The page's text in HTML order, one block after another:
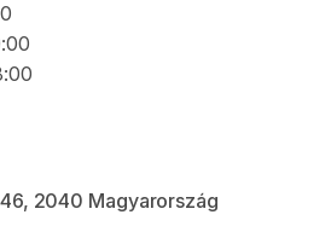
2040 Magyarország